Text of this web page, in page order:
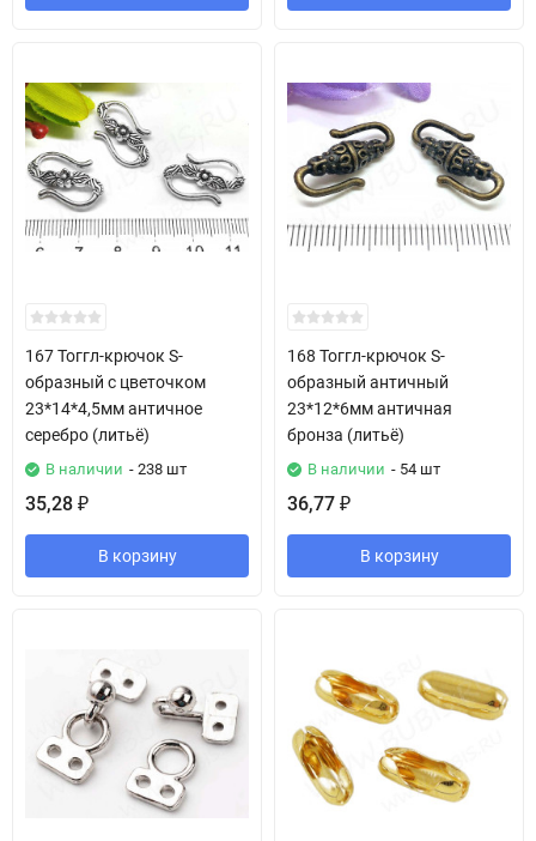
167 Тоггл-крючок S-
образный с цветочком
23*14*4,5мм античное
серебро (литьё)
В наличии - 238 шт
35,28 ₽
В корзину
168 Тоггл-крючок S-
образный античный
23*12*6мм античная
бронза (литьё)
В наличии - 54 шт
36,77 ₽
В корзину